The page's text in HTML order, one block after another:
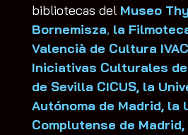
bibliotecas del Museo
Bornemisza, la
Valencià de Cultura IVAC
Iniciativas Culturales
de Sevilla CICUS, la
Autónoma de Madrid, la
Complutense de